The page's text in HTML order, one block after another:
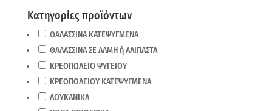
Κατηγορίες προϊόντων
ΘΑΛΑΣΣΙΝΑ ΚΑΤΕΨΥΓΜΕΝΑ
ΘΑΛΑΣΣΙΝΑ ΣΕ ΑΛΜΗ ή ΑΛΙΠΑΣΤΑ
ΚΡΕΟΠΩΛΕΙΟ ΨΥΓΕΙΟΥ
ΚΡΕΟΠΩΛΕΙΟΥ ΚΑΤΕΨΥΓΜΕΝΑ
ΛΟΥΚΑΝΙΚΑ